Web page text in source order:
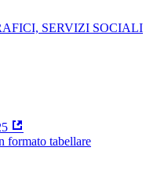
SERVIZI SOCIALI
formato tabellare